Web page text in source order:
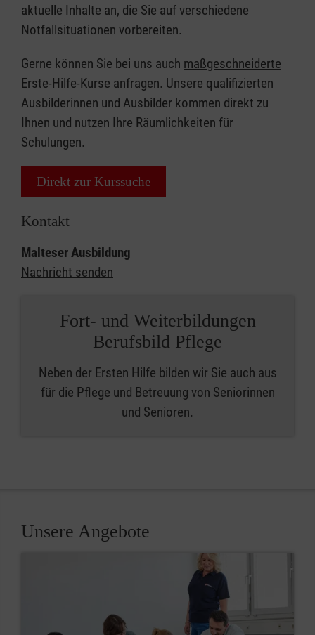
aktuelle Inhalte an, die Sie auf verschiedene
Notfallsituationen vorbereiten.
Gerne können Sie bei uns auch maßgeschneiderte
Erste-Hilfe-Kurse anfragen. Unsere qualifizierten
Ausbilderinnen und Ausbilder kommen direkt zu
Ihnen und nutzen Ihre Räumlichkeiten für
Schulungen.
Direkt zur Kurssuche
Kontakt
Malteser Ausbildung
Nachricht senden
Fort- und Weiterbildungen
Berufsbild Pflege
Neben der Ersten Hilfe bilden wir Sie auch aus
für die Pflege und Betreuung von Seniorinnen
und Senioren.
Unsere Angebote